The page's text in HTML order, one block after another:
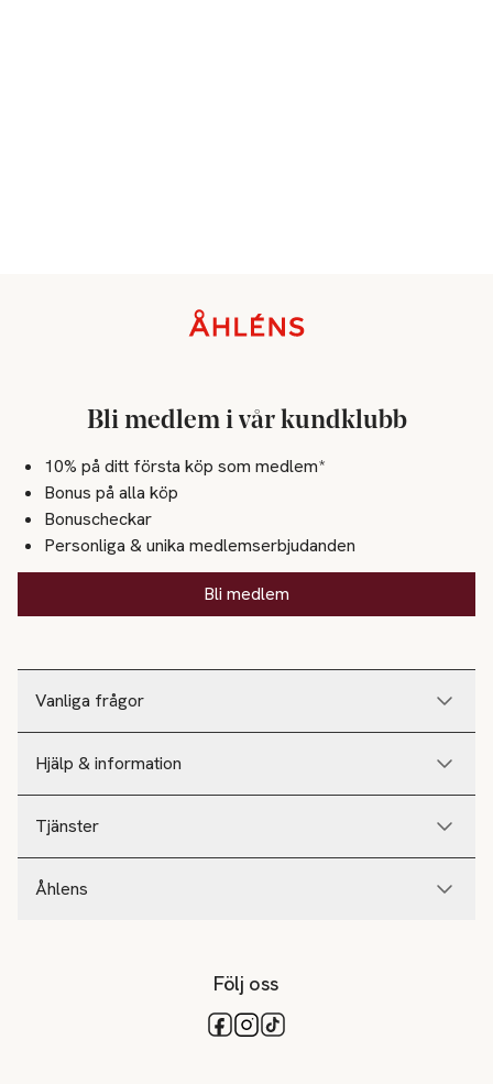
Vanliga frågor
Hjälp & information
Tjänster
Åhlens
Bli medlem i vår kundklubb
10% på ditt första köp som medlem*
Bonus på alla köp
Bonuscheckar
Personliga & unika medlemserbjudanden
Bli medlem
Följ oss